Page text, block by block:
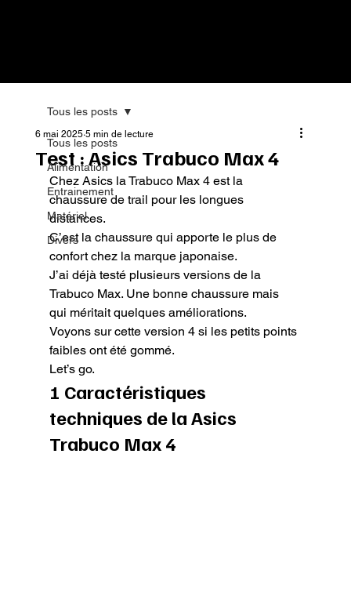
Tous les posts
Alimentation
Entrainement
Matériel
Divers
Tous les posts
Test : Asics Trabuco Max 4
6 mai 2025 5 min de lecture
Chez Asics la Trabuco Max 4 est la
chaussure de trail pour les longues
distances.
C’est la chaussure qui apporte le plus de
confort chez la marque japonaise.
J’ai déjà testé plusieurs versions de la
Trabuco Max. Une bonne chaussure mais
qui méritait quelques améliorations.
Voyons sur cette version 4 si les petits points
faibles ont été gommé.
Let’s go.
1 Caractéristiques
techniques de la Asics
Trabuco Max 4